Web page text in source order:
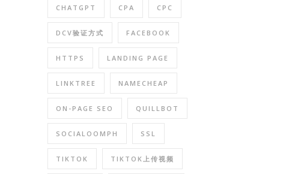
CHATGPT CPA CPC
DCV验证方式 FACEBOOK
HTTPS LANDING PAGE
LINKTREE NAMECHEAP
ON-PAGE SEO QUILLBOT
SOCIALOOMPH SSL
TIKTOK TIKTOK上传视频